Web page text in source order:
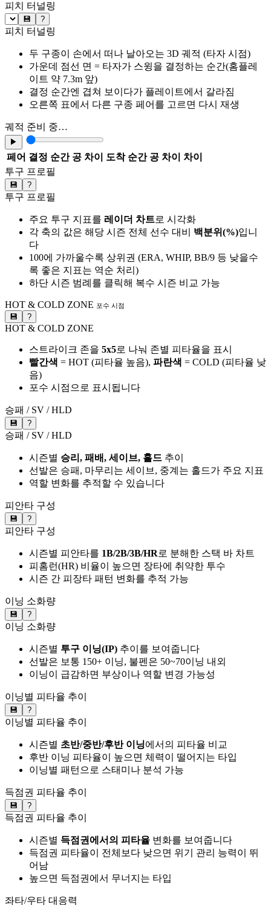
피치 터널링
💾 ?
피치 터널링
두 구종이 손에서 떠나 날아오는 3D 궤적 (타자 시점)
가운데 점선 면 = 타자가 스윙을 결정하는 순간(홈플레
이트 약 7.3m 앞)
결정 순간엔 겹쳐 보이다가 플레이트에서 갈라짐
오른쪽 표에서 다른 구종 페어를 고르면 다시 재생
궤적 준비 중…
▶
페어 결정 순간 공 차이 도착 순간 공 차이
차이
투구 프로필
💾 ?
투구 프로필
주요 투구 지표를 레이더 차트로 시각화
각 축의 값은 해당 시즌 전체 선수 대비 백분위(%)입니
다
100에 가까울수록 상위권 (ERA, WHIP, BB/9 등 낮을수
록 좋은 지표는 역순 처리)
하단 시즌 범례를 클릭해 복수 시즌 비교 가능
HOT & COLD ZONE 포수 시점
💾 ?
HOT & COLD ZONE
스트라이크 존을 5x5로 나눠 존별 피타율을 표시
빨간색 = HOT (피타율 높음), 파란색 = COLD (피타율 낮
음)
포수 시점으로 표시됩니다
승패 / SV / HLD
💾 ?
승패 / SV / HLD
시즌별 승리, 패배, 세이브, 홀드 추이
선발은 승패, 마무리는 세이브, 중계는 홀드가 주요 지표
역할 변화를 추적할 수 있습니다
피안타 구성
💾 ?
피안타 구성
시즌별 피안타를 1B/2B/3B/HR로 분해한 스택 바 차트
피홈런(HR) 비율이 높으면 장타에 취약한 투수
시즌 간 피장타 패턴 변화를 추적 가능
이닝 소화량
💾 ?
이닝 소화량
시즌별 투구 이닝(IP) 추이를 보여줍니다
선발은 보통 150+ 이닝, 불펜은 50~70이닝 내외
이닝이 급감하면 부상이나 역할 변경 가능성
이닝별 피타율 추이
💾 ?
이닝별 피타율 추이
시즌별 초반/중반/후반 이닝에서의 피타율 비교
후반 이닝 피타율이 높으면 체력이 떨어지는 타입
이닝별 패턴으로 스태미나 분석 가능
득점권 피타율 추이
💾 ?
득점권 피타율 추이
시즌별 득점권에서의 피타율 변화를 보여줍니다
득점권 피타율이 전체보다 낮으면 위기 관리 능력이 뛰
어남
높으면 득점권에서 무너지는 타입
좌타/우타 대응력